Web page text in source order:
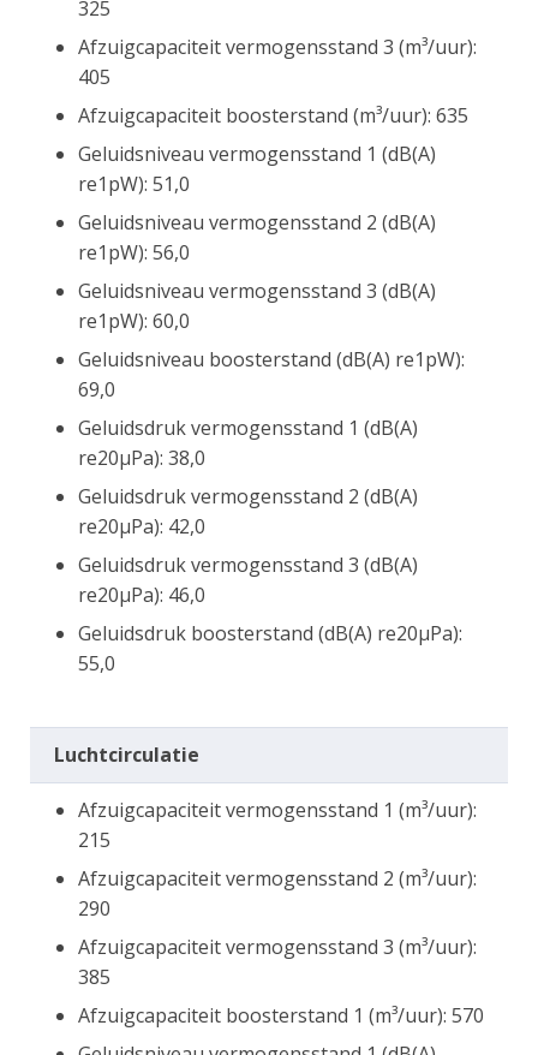
325
Afzuigcapaciteit vermogensstand 3 (m³/uur):
405
Afzuigcapaciteit boosterstand (m³/uur): 635
Geluidsniveau vermogensstand 1 (dB(A)
re1pW): 51,0
Geluidsniveau vermogensstand 2 (dB(A)
re1pW): 56,0
Geluidsniveau vermogensstand 3 (dB(A)
re1pW): 60,0
Geluidsniveau boosterstand (dB(A) re1pW):
69,0
Geluidsdruk vermogensstand 1 (dB(A)
re20µPa): 38,0
Geluidsdruk vermogensstand 2 (dB(A)
re20µPa): 42,0
Geluidsdruk vermogensstand 3 (dB(A)
re20µPa): 46,0
Geluidsdruk boosterstand (dB(A) re20µPa):
55,0
Luchtcirculatie
Afzuigcapaciteit vermogensstand 1 (m³/uur):
215
Afzuigcapaciteit vermogensstand 2 (m³/uur):
290
Afzuigcapaciteit vermogensstand 3 (m³/uur):
385
Afzuigcapaciteit boosterstand 1 (m³/uur): 570